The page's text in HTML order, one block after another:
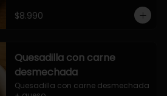
$8.990
Quesadilla con carne
desmechada
Quesadilla con carne desmechada